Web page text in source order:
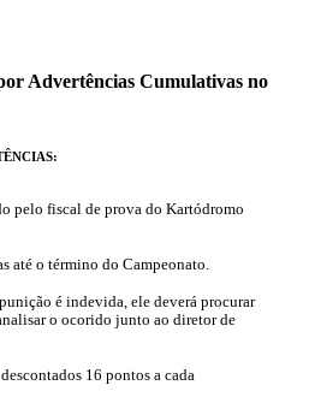
Advertências Cumulativas no
pelo fiscal de prova do Kartódromo
até o término do Campeonato.
é indevida, ele deverá procurar
o ocorido junto ao diretor de
16 pontos a cada